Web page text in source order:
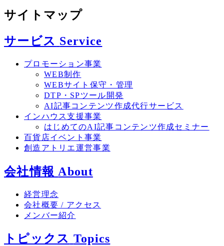
サイトマップ
サービス Service
プロモーション事業
WEB制作
WEBサイト保守・管理
DTP・SPツール開発
AI記事コンテンツ作成代行サービス
インハウス支援事業
はじめてのAI記事コンテンツ作成セミナー
百貨店イベント事業
創造アトリエ運営事業
会社情報 About
経営理念
会社概要 / アクセス
メンバー紹介
トピックス Topics